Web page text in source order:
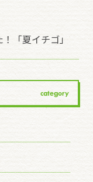
「夏イチゴ」
category